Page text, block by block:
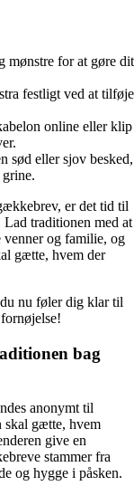
mønstre for at gøre dit
festligt ved at tilføje
online eller klip
sød eller sjov besked,
er det tid til
traditionen med at
og familie, og
gætte, hvem der
nu føler dig klar til
bag
anonymt til
skal gætte, hvem
give en
stammer fra
og hygge i påsken.